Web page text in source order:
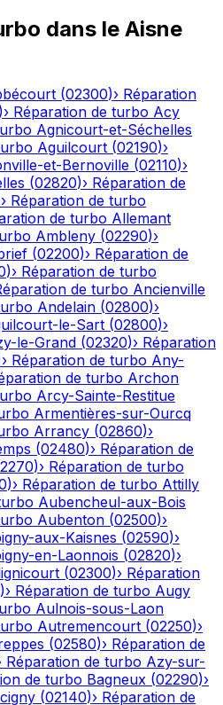
dans le Aisne
(02300)› Réparation
)› Réparation de turbo Acy
Agnicourt-et-Séchelles
Aguilcourt (02190)›
et-Bernoville (02110)›
(02820)› Réparation de
› Réparation de turbo
de turbo Allemant
Ambleny (02290)›
(02200)› Réparation de
)› Réparation de turbo
de turbo Ancienville
Andelain (02800)›
le-Sart (02800)›
le-Grand (02320)› Réparation
› Réparation de turbo Any-
de turbo Archon
Arcy-Sainte-Restitue
Armentières-sur-Ourcq
Arrancy (02860)›
(02480)› Réparation de
)› Réparation de turbo
)› Réparation de turbo Attilly
Aubencheul-aux-Bois
Aubenton (02500)›
aux-Kaisnes (02590)›
en-Laonnois (02820)›
(02300)› Réparation
)› Réparation de turbo Augy
Aulnois-sous-Laon
Autremencourt (02250)›
(02580)› Réparation de
Réparation de turbo Azy-sur-
de turbo Bagneux (02290)›
(02140)› Réparation de